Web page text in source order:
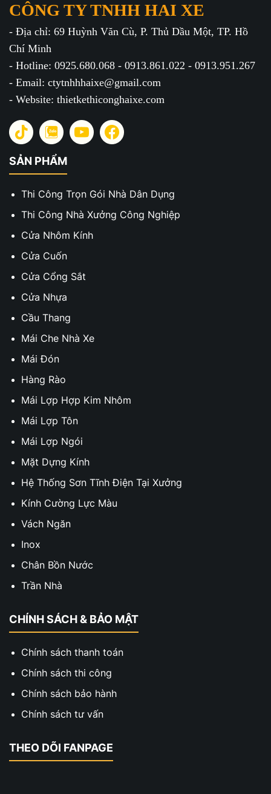
CÔNG TY TNHH HAI XE
- Địa chỉ: 69 Huỳnh Văn Cù, P. Thủ Dầu Một, TP. Hồ
Chí Minh
- Hotline: 0925.680.068 - 0913.861.022 - 0913.951.267
- Email: ctytnhhhaixe@gmail.com
- Website: thietkethiconghaixe.com
SẢN PHẨM
Thi Công Trọn Gói Nhà Dân Dụng
Thi Công Nhà Xưởng Công Nghiệp
Cửa Nhôm Kính
Cửa Cuốn
Cửa Cổng Sắt
Cửa Nhựa
Cầu Thang
Mái Che Nhà Xe
Mái Đón
Hàng Rào
Mái Lợp Hợp Kim Nhôm
Mái Lợp Tôn
Mái Lợp Ngói
Mặt Dựng Kính
Hệ Thống Sơn Tĩnh Điện Tại Xưởng
Kính Cường Lực Màu
Vách Ngăn
Inox
Chân Bồn Nước
Trần Nhà
CHÍNH SÁCH & BẢO MẬT
Chính sách thanh toán
Chính sách thi công
Chính sách bảo hành
Chính sách tư vấn
THEO DÕI FANPAGE